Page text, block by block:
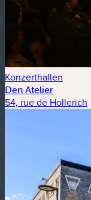
Konzerthallen
Den Atelier
54, rue de Hollerich